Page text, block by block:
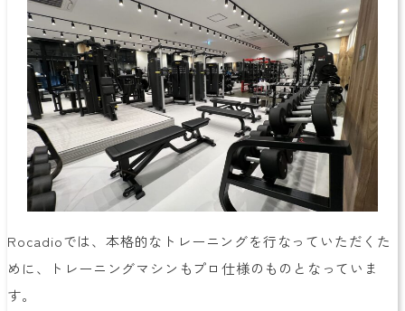
Rocadioでは、本格的なトレーニングを行なっていただくた
めに、トレーニングマシンもプロ仕様のものとなっていま
す。